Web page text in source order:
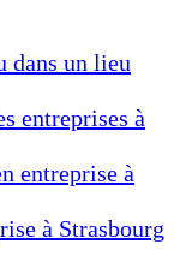
dans un lieu
entreprises à
entreprise à
à Strasbourg